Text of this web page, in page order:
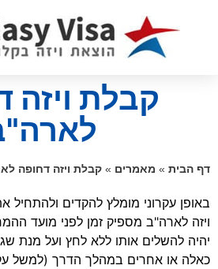
קבלת ויזה
דף הבית » מאמרים » קבלת ויזה דחופה
באופן עקרוני מומלץ להקדים ולהתחיל
ויזה לארה"ב מספיק זמן לפני מועד
יהיה להשלים אותו ללא לחץ ועל מנת
כאלה או אחרים במהלך הדרך (למשל